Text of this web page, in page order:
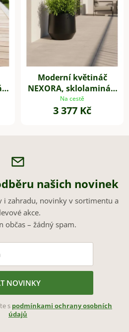
Moderní květináč
NEXORA, sklolaminát,
41x38 cm, černý
Na cestě
3 377 Kč
našich novinek
i zahradu, novinky v sortimentu a
akce.
občas – žádný spam.
NOVINKY
s podmínkami ochrany osobních
údajů